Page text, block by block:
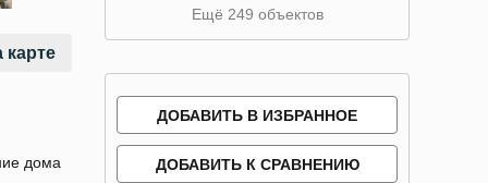
карте
дома
Ещё 249 объектов
ДОБАВИТЬ В ИЗБРАННОЕ
ДОБАВИТЬ К СРАВНЕНИЮ